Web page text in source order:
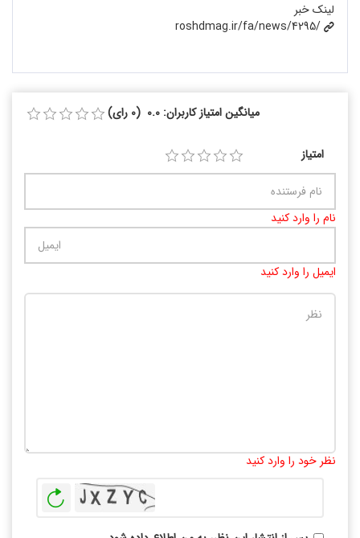
لینک خبر
roshdmag.ir/fa/news/4295/
میانگین امتیاز کاربران: 0.0 (0 رای)
امتیاز
نام را وارد کنید
ایمیل را وارد کنید
نظر خود را وارد کنید